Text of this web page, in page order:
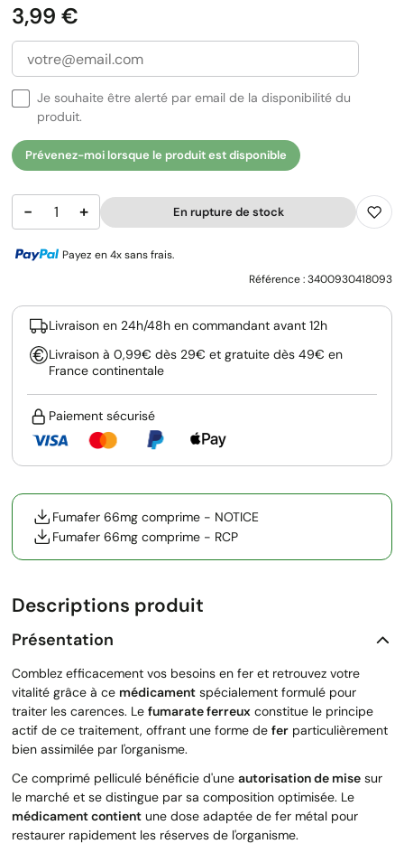
Prix
3,99 €
Je souhaite être alerté par email de la disponibilité du
produit.
Prévenez-moi lorsque le produit est disponible
− + En rupture de stock
Payez en 4x sans frais.
Référence :3400930418093
Livraison en 24h/48h en commandant avant 12h
Livraison à 0,99€ dès 29€ et gratuite dès 49€ en
France continentale
Paiement sécurisé
Fumafer 66mg comprime - NOTICE
Fumafer 66mg comprime - RCP
Descriptions produit
Présentation
Comblez efficacement vos besoins en fer et retrouvez votre
vitalité grâce à ce médicament spécialement formulé pour
traiter les carences. Le fumarate ferreux constitue le principe
actif de ce traitement, offrant une forme de fer particulièrement
bien assimilée par l'organisme.
Ce comprimé pelliculé bénéficie d'une autorisation de mise sur
le marché et se distingue par sa composition optimisée. Le
médicament contient une dose adaptée de fer métal pour
restaurer rapidement les réserves de l'organisme.